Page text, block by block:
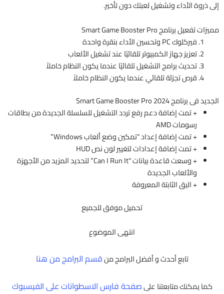
إلى ذروة الأداء وتشغيل لعبتك دون تأخير.
مميزات تفعيل برنامج Smart Game Booster Pro
فيركلوك PC وتحسين الأداء بنقرة واحدة
تعزيز جهاز الكمبيوتر تلقائيًا عند تشغيل الألعاب
تحديث برامج التشغيل تلقائيًا عندما يكون النظام خاملاً
قرص تجزئة تلقائي عندما يكون النظام خاملاً
الجديد فى برنامج Smart Game Booster Pro 2024
+ تمت إضافة دعم رفع تردد التشغيل للسلسلة الجديدة من بطاقات
رسومات AMD
+ تمت إضافة إعداد “تمكين وضع ألعاب Windows”
+ تمت إضافة إعدادات لتغيير لون نص HUD
+ وسعت قاعدة بيانات “Can I Run It” لتحديد المزيد من الأجهزة
والألعاب الجديدة
+ البق الثابتة المعروفة
تحميل موفق للجميع
انتهى الموضوع
تابع أحدث و أفضل البرامج منقسم البرامج من هنا
كما يمكنك متابعتنا علىصفحة فارس الاسطوانات على الفيسبوك